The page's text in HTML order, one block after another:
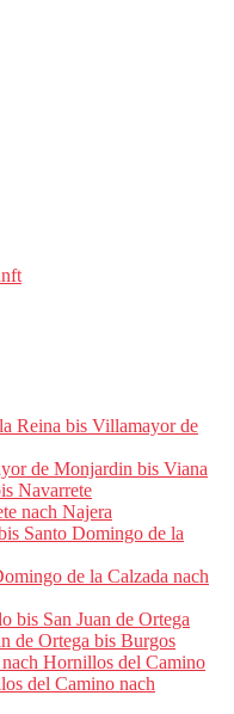
Reina bis Villamayor de
de Monjardin bis Viana
Navarrete
nach Najera
Santo Domingo de la
de la Calzada nach
bis San Juan de Ortega
de Ortega bis Burgos
Hornillos del Camino
del Camino nach